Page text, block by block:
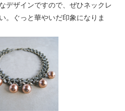
デザインですので、ぜひネックレ
。ぐっと華やいだ印象になりま